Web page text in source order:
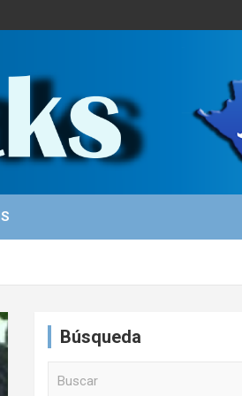
Búsqueda